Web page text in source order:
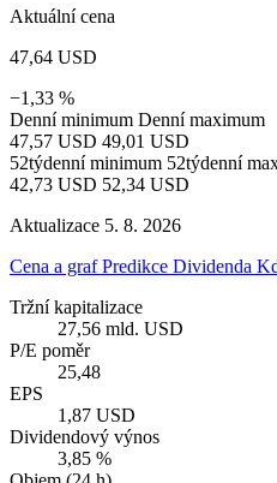
Aktuální cena
47,64 USD
−1,33 %
Denní minimum Denní maximum
47,57 USD 49,01 USD
52týdenní minimum 52týdenní
42,73 USD 52,34 USD
Aktualizace 5. 8. 2026
Cena a grafPredikce Dividenda
Tržní kapitalizace
27,56 mld. USD
P/E poměr
25,48
EPS
1,87 USD
Dividendový výnos
3,85 %